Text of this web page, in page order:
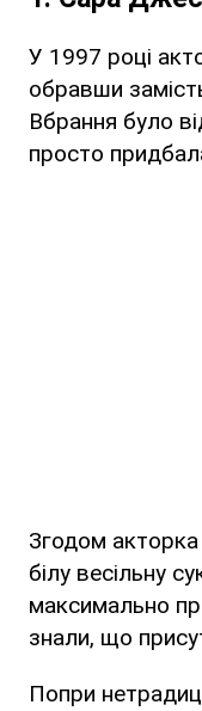
У 1997 році
обравши
Вбрання було
просто
Згодом акторка
білу весільну
максимально
знали, що
Попри